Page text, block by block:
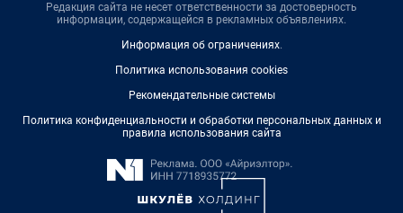
Редакция сайта не несет ответственности за достоверность
информации, содержащейся в рекламных объявлениях.
Информация об ограничениях.
Политика использования cookies
Рекомендательные системы
Политика конфиденциальности и обработки персональных данных и
правила использования сайта